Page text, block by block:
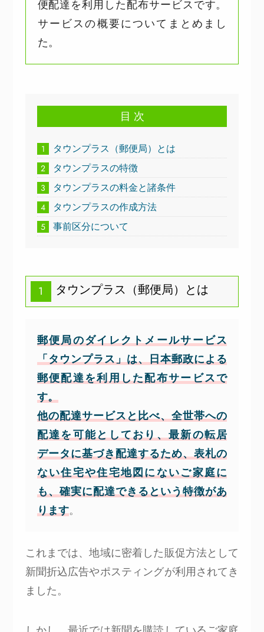
便配達を利用した配布サービスです。
サービスの概要についてまとめまし
た。
目 次
1
タウンプラス（郵便局）とは
2
タウンプラスの特徴
3
タウンプラスの料金と諸条件
4
タウンプラスの作成方法
5
事前区分について
1 タウンプラス（郵便局）とは
郵便局のダイレクトメールサービス
「タウンプラス」は、日本郵政による
郵便配達を利用した配布サービスで
す。
他の配達サービスと比べ、全世帯への
配達を可能としており、最新の転居
データに基づき配達するため、表札の
ない住宅や住宅地図にないご家庭に
も、確実に配達できるという特徴があ
ります。
これまでは、地域に密着した販促方法として
新聞折込広告やポスティングが利用されてき
ました。